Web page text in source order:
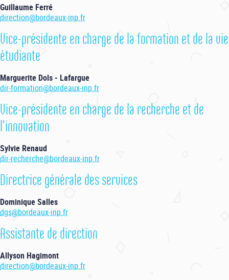
Guillaume Ferré
direction@bordeaux-inp.fr
Vice-présidente en charge de la formation et de la vie
étudiante
Marguerite Dols - Lafargue
dir-formation@bordeaux-inp.fr
Vice-présidente en charge de la recherche et de
l'innovation
Sylvie Renaud
dir-recherche@bordeaux-inp.fr
Directrice générale des services
Dominique Salles
dgs@bordeaux-inp.fr
Assistante de direction
Allyson Hagimont
direction@bordeaux-inp.fr